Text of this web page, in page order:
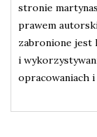
stronie
prawem
zabronione jest
i
opracowaniach